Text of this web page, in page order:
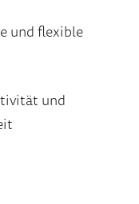
und flexible
und